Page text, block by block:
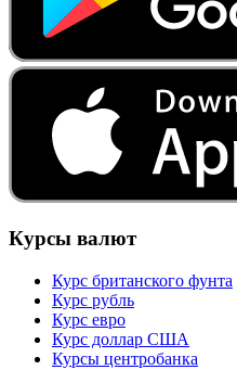
Курсы валют
Курс британского фунта
Курс рубль
Курс евро
Курс доллар США
Курсы центробанка